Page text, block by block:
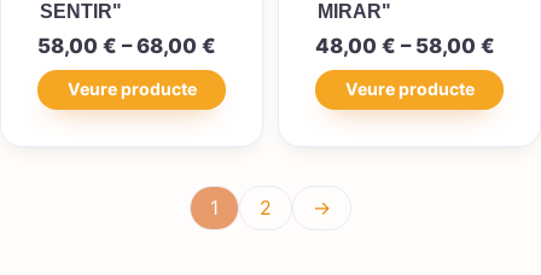
SENTIR"
58,00 € – 68,00 € Interval de preus: 58,00 € a
Veure producte
MIRAR"
48,00 € – 58,00 €
Veure producte
1 2 →